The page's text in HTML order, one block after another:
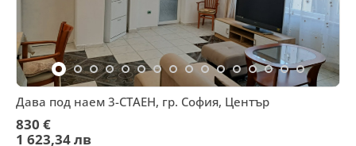
Дава под наем 3-СТАЕН, гр. София, Център
830 €
1 623,34 лв